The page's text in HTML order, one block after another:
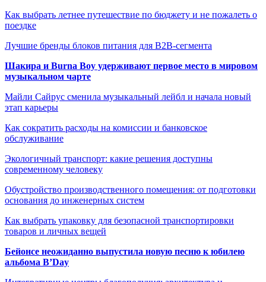
Как выбрать летнее путешествие по бюджету и не пожалеть о
поездке
Лучшие бренды блоков питания для B2B-сегмента
Шакира и Burna Boy удерживают первое место в мировом
музыкальном чарте
Майли Сайрус сменила музыкальный лейбл и начала новый
этап карьеры
Как сократить расходы на комиссии и банковское
обслуживание
Экологичный транспорт: какие решения доступны
современному человеку
Обустройство производственного помещения: от подготовки
основания до инженерных систем
Как выбрать упаковку для безопасной транспортировки
товаров и личных вещей
Бейонсе неожиданно выпустила новую песню к юбилею
альбома B’Day